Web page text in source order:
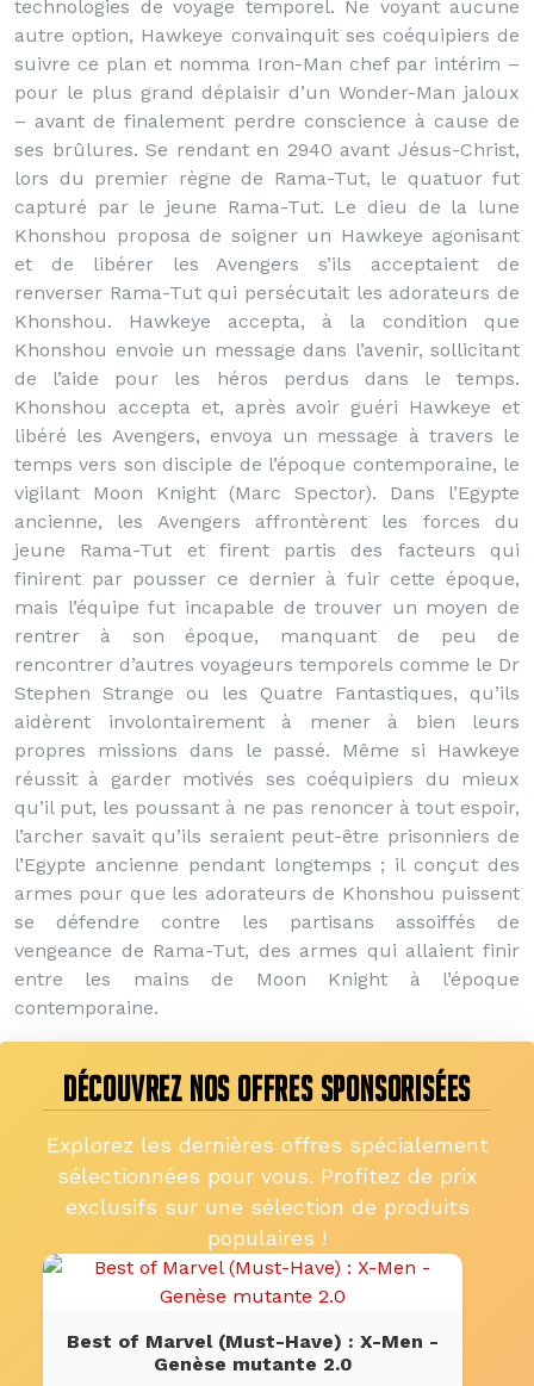
technologies de voyage temporel. Ne voyant aucune
autre option, Hawkeye convainquit ses coéquipiers de
suivre ce plan et nomma Iron-Man chef par intérim –
pour le plus grand déplaisir d’un Wonder-Man jaloux
– avant de finalement perdre conscience à cause de
ses brûlures. Se rendant en 2940 avant Jésus-Christ,
lors du premier règne de Rama-Tut, le quatuor fut
capturé par le jeune Rama-Tut. Le dieu de la lune
Khonshou proposa de soigner un Hawkeye agonisant
et de libérer les Avengers s’ils acceptaient de
renverser Rama-Tut qui persécutait les adorateurs de
Khonshou. Hawkeye accepta, à la condition que
Khonshou envoie un message dans l’avenir, sollicitant
de l’aide pour les héros perdus dans le temps.
Khonshou accepta et, après avoir guéri Hawkeye et
libéré les Avengers, envoya un message à travers le
temps vers son disciple de l’époque contemporaine, le
vigilant Moon Knight (Marc Spector). Dans l’Egypte
ancienne, les Avengers affrontèrent les forces du
jeune Rama-Tut et firent partis des facteurs qui
finirent par pousser ce dernier à fuir cette époque,
mais l’équipe fut incapable de trouver un moyen de
rentrer à son époque, manquant de peu de
rencontrer d’autres voyageurs temporels comme le Dr
Stephen Strange ou les Quatre Fantastiques, qu’ils
aidèrent involontairement à mener à bien leurs
propres missions dans le passé. Même si Hawkeye
réussit à garder motivés ses coéquipiers du mieux
qu’il put, les poussant à ne pas renoncer à tout espoir,
l’archer savait qu’ils seraient peut-être prisonniers de
l’Egypte ancienne pendant longtemps ; il conçut des
armes pour que les adorateurs de Khonshou puissent
se défendre contre les partisans assoiffés de
vengeance de Rama-Tut, des armes qui allaient finir
entre les mains de Moon Knight à l’époque
contemporaine.
DÉCOUVREZ NOS OFFRES SPONSORISÉES
Explorez les dernières offres spécialement
sélectionnées pour vous. Profitez de prix
exclusifs sur une sélection de produits
populaires !
Best of Marvel (Must-Have) : X-Men -
Genèse mutante 2.0